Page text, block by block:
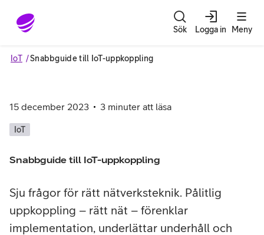
Gå till sidans innehåll
Sök Logga in Meny
IoT Snabbguide till IoT-uppkoppling
15 december 2023 3 minuter att läsa
IoT
Snabbguide till IoT-uppkoppling
Sju frågor för rätt nätverksteknik. Pålitlig
uppkoppling – rätt nät – förenklar
implementation, underlättar underhåll och